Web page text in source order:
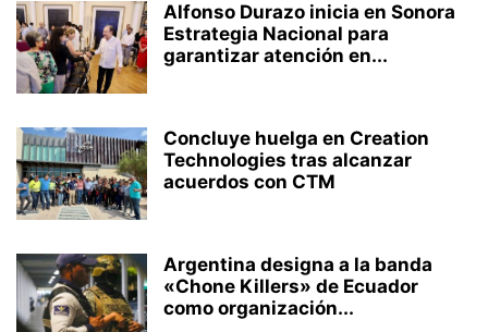
Alfonso Durazo inicia en Sonora
Estrategia Nacional para
garantizar atención en...
Concluye huelga en Creation
Technologies tras alcanzar
acuerdos con CTM
Argentina designa a la banda
«Chone Killers» de Ecuador
como organización...